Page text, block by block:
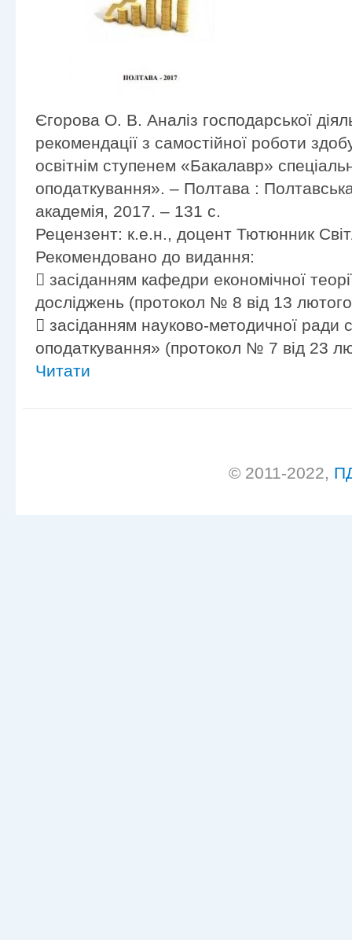
Єгорова О. В. Аналіз господарської
рекомендації з самостійної роботи
освітнім ступенем «Бакалавр»
оподаткування». – Полтава :
академія, 2017. – 131 с.
Рецензент: к.е.н., доцент Тютюнник
Рекомендовано до видання:
 засіданням кафедри економічної
досліджень (протокол № 8 від 13
 засіданням науково-методичної ради
оподаткування» (протокол № 7 від 23
Читати
© 2011-2022,